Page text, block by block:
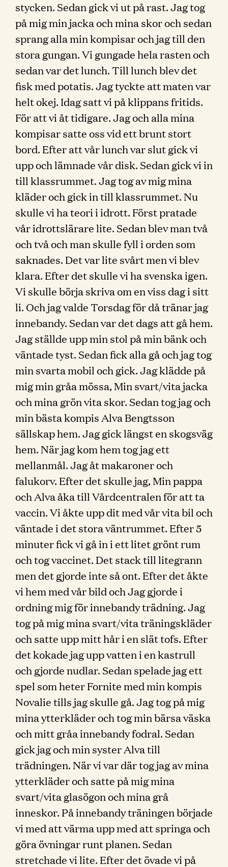
stycken. Sedan gick vi ut på rast. Jag tog
på mig min jacka och mina skor och sedan
sprang alla min kompisar och jag till den
stora gungan. Vi gungade hela rasten och
sedan var det lunch. Till lunch blev det
fisk med potatis. Jag tyckte att maten var
helt okej. Idag satt vi på klippans fritids.
För att vi åt tidigare. Jag och alla mina
kompisar satte oss vid ett brunt stort
bord. Efter att vår lunch var slut gick vi
upp och lämnade vår disk. Sedan gick vi in
till klassrummet. Jag tog av mig mina
kläder och gick in till klassrummet. Nu
skulle vi ha teori i idrott. Först pratade
vår idrottslärare lite. Sedan blev man två
och två och man skulle fyll i orden som
saknades. Det var lite svårt men vi blev
klara. Efter det skulle vi ha svenska igen.
Vi skulle börja skriva om en viss dag i sitt
li. Och jag valde Torsdag för då tränar jag
innebandy. Sedan var det dags att gå hem.
Jag ställde upp min stol på min bänk och
väntade tyst. Sedan fick alla gå och jag tog
min svarta mobil och gick. Jag klädde på
mig min gråa mössa, Min svart/vita jacka
och mina grön vita skor. Sedan tog jag och
min bästa kompis Alva Bengtsson
sällskap hem. Jag gick längst en skogsväg
hem. När jag kom hem tog jag ett
mellanmål. Jag åt makaroner och
falukorv. Efter det skulle jag, Min pappa
och Alva åka till Vårdcentralen för att ta
vaccin. Vi åkte upp dit med vår vita bil och
väntade i det stora väntrummet. Efter 5
minuter fick vi gå in i ett litet grönt rum
och tog vaccinet. Det stack till litegrann
men det gjorde inte så ont. Efter det åkte
vi hem med vår bild och Jag gjorde i
ordning mig för innebandy trädning. Jag
tog på mig mina svart/vita träningskläder
och satte upp mitt hår i en slät tofs. Efter
det kokade jag upp vatten i en kastrull
och gjorde nudlar. Sedan spelade jag ett
spel som heter Fornite med min kompis
Novalie tills jag skulle gå. Jag tog på mig
mina ytterkläder och tog min bärsa väska
och mitt gråa innebandy fodral. Sedan
gick jag och min syster Alva till
trädningen. När vi var där tog jag av mina
ytterkläder och satte på mig mina
svart/vita glasögon och mina grå
inneskor. På innebandy träningen började
vi med att värma upp med att springa och
göra övningar runt planen. Sedan
stretchade vi lite. Efter det övade vi på